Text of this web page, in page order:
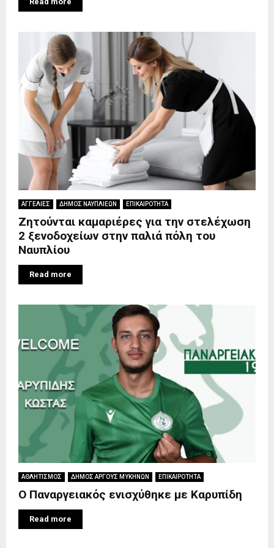
ΑΓΓΕΛΙΕΣ ΔΗΜΟΣ ΝΑΥΠΛΙΕΩΝ ΕΠΙΚΑΙΡΟΤΗΤΑ
Ζητούνται καμαριέρες για την στελέχωση
2 ξενοδοχείων στην παλιά πόλη του
Ναυπλίου
Read more
ΑΘΛΗΤΙΣΜΟΣ ΔΗΜΟΣ ΑΡΓΟΥΣ ΜΥΚΗΝΩΝ ΕΠΙΚΑΙΡΟΤΗΤΑ
Ο Παναργειακός ενισχύθηκε με Καρυπίδη
Read more